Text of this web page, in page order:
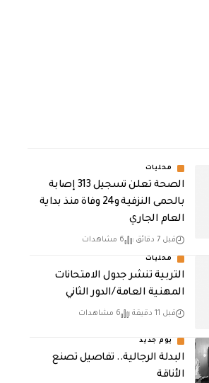
محليات
الصحة تعلن تسجيل 313 إصابة
بالحمى النزفية و24 وفاة منذ بداية
العام الجاري
قبل 7 دقائق 6 مشاهدات
محليات
التربية تنشر جدول الامتحانات
المهنية العامة /الدور الثاني
قبل 11 دقيقة 6 مشاهدات
يوم جديد
البدلة الرجالية.. تفاصيل تصنع
الأناقة